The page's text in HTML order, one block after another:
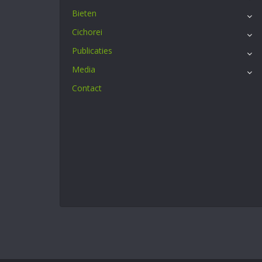
Bieten
Cichorei
Publicaties
Media
Contact